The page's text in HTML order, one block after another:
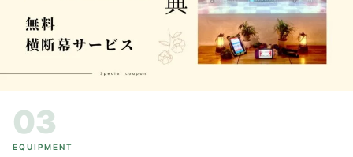
03
EQUIPMENT